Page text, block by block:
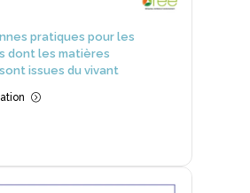
pratiques pour les
dont les matières
issues du vivant
=